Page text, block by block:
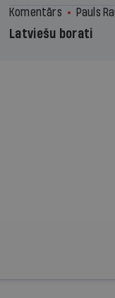
Komentārs Pauls
Latviešu borati